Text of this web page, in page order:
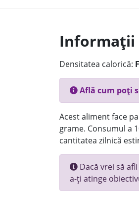
Informații
Densitatea calorică:
Află cum poți
Acest aliment face
grame. Consumul a
cantitatea zilnică
Dacă vrei să
a-ți atinge